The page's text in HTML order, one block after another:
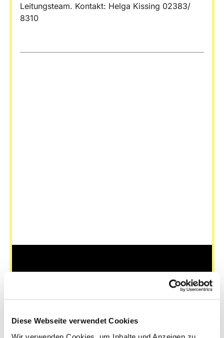
Diese Webseite verwendet Cookies
Leitungsteam. Kontakt: Helga Kissing 02383/
8310
Dies könnte Sie auch